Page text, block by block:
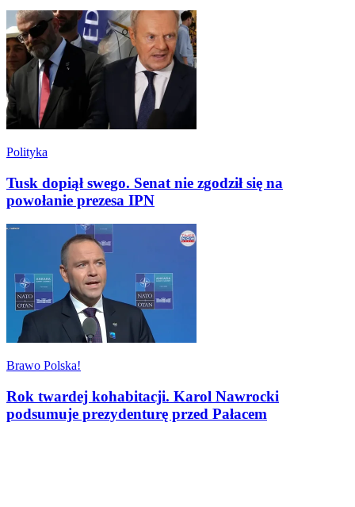
Polityka
Tusk dopiął swego. Senat nie zgodził się na
powołanie prezesa IPN
Brawo Polska!
Rok twardej kohabitacji. Karol Nawrocki
podsumuje prezydenturę przed Pałacem